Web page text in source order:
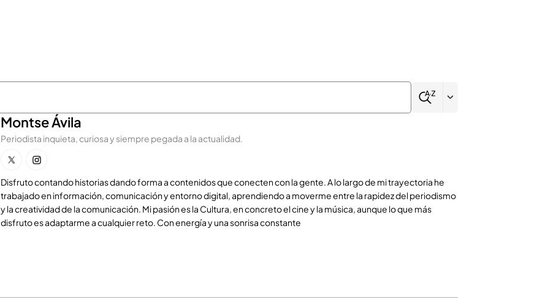
Montse Ávila
Periodista inquieta, curiosa y siempre pegada a la actualidad.
Disfruto contando historias dando forma a contenidos que conecten con la gente. A lo largo de mi trayectoria he
trabajado en información, comunicación y entorno digital, aprendiendo a moverme entre la rapidez del periodismo
y la creatividad de la comunicación. Mi pasión es la Cultura, en concreto el cine y la música, aunque lo que más
disfruto es adaptarme a cualquier reto. Con energía y una sonrisa constante